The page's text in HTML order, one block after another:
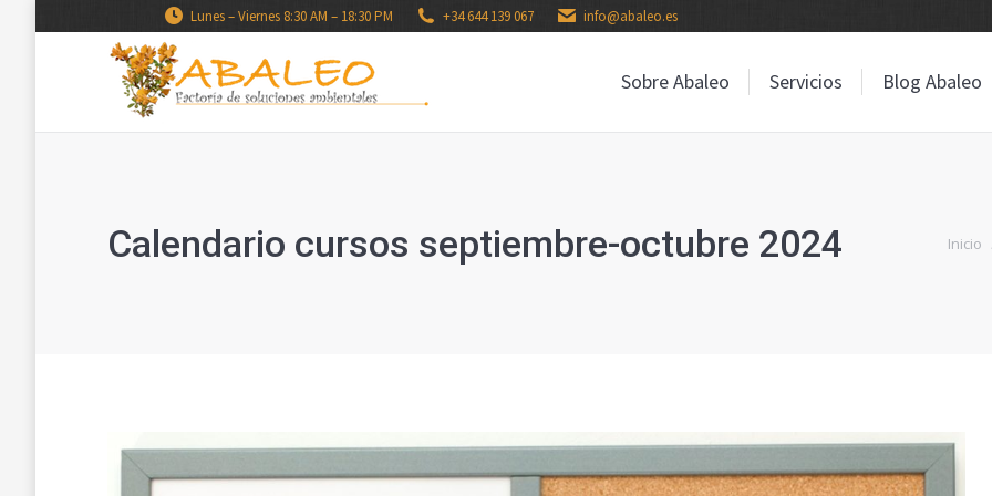
Lunes – Viernes 8:30 AM – 18:30 PM +34 644 139 067 info@abaleo.es
Sobre Abaleo Servicios Blog Abaleo
Calendario cursos septiembre-octubre 2024 Estás
Inicio